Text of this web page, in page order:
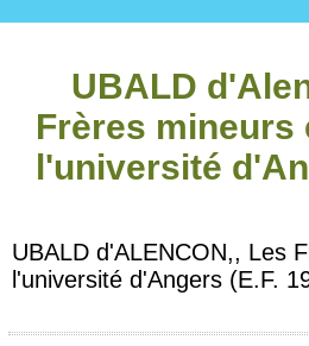
UBALD
Frères mineurs
l'université
UBALD d'ALENCON,, Les
l'université d'Angers (E.F.